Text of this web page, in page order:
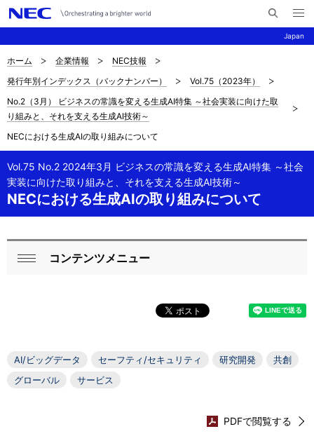
Japan
イ
メ
ニ
ュ
ナ
ビ
ゲ
ー
シ
ョ
ン
サ
イ
ト
内
の
現
在
位
し
ホーム 企業情報
NEC技報
発行年別インデックス（バックナンバー）
Vol.75（2023年）
No.2（3月） ビジネスの常識を変える生成AI特集 ～社会実装に向けた取
り組みと、それを支える生成AI技術～
NECにおける生成AIの取り組みについて
NECにおける生成AIの取り組みについて
Vol.75 No.2 2024年3月 ビジネスの常識を変える生成AI特集 ～社会
実装に向けた取り組みと、それを支える生成AI技術～
ロ
ナ
コンテンツメニュー
AI/ビッグデータ セーフティ/セキュリティ 研究開発
共創
グローバル
サービス
PDFで閲覧する